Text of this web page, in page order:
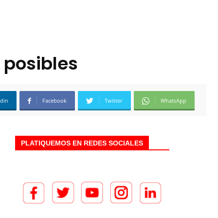
Facebook Twitter WhatsApp
PLATIQUEMOS EN REDES SOCIALES